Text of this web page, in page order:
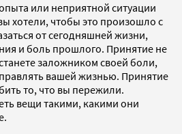
или неприятной ситуации
хотели, чтобы это произошло с
от сегодняшней жизни,
и боль прошлого. Принятие не
заложником своей боли,
вашей жизнью. Принятие
то, что вы пережили.
вещи такими, какими они